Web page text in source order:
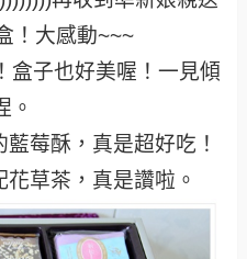
！大感動~~~
盒子也好美喔！一見傾
。
莓酥，真是超好吃！
草茶，真是讚啦。